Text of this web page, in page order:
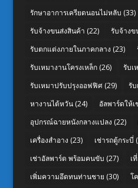
รักษาอาการเครียดนอนไม่หลับ (33)
รับจ้างขนส่งสินค้า (22) รับจ้าง
รับตกแต่งภายในภาคกลาง (23)
รับเหมางานโครงเหล็ก(26) รับเ
รับเหมาปรับปรุงออฟฟิศ(29) รั
หางานไต้หวัน(24) อัลพาร์ดให้เ
อุปกรณ์ฉายหนังกลางแปลง (22)
เครื่องสำอาง (23) เช่ารถตู้กระบี่
เช่าอัลพาร์ด พร้อมคนขับ (27) เ
เพิ่มความอึดทนท่านชาย (30) โ